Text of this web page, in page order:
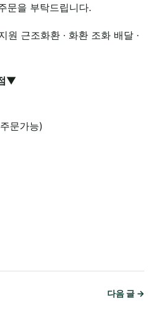
문을 부탁드립니다.
원 근조화환 · 화환 조화 배달 ·
▼
문가능)
다음 글 →